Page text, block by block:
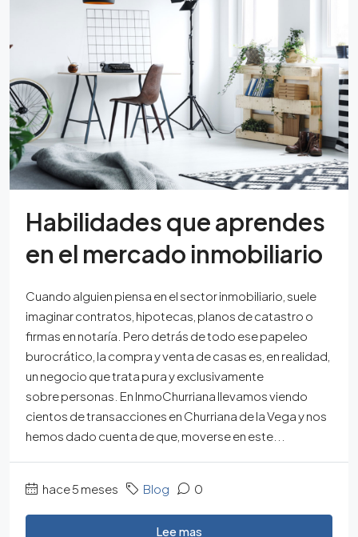
Habilidades que aprendes
en el mercado inmobiliario
Cuando alguien piensa en el sector inmobiliario, suele
imaginar contratos, hipotecas, planos de catastro o
firmas en notaría. Pero detrás de todo ese papeleo
burocrático, la compra y venta de casas es, en realidad,
un negocio que trata pura y exclusivamente
sobre personas. En InmoChurriana llevamos viendo
cientos de transacciones en Churriana de la Vega y nos
hemos dado cuenta de que, moverse en este...
hace 5 meses Blog 0
Lee mas